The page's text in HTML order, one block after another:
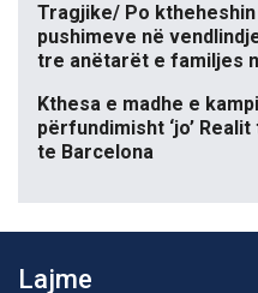
Tragjike/ Po ktheheshin
pushimeve në
tre anëtarët e familjes
Kthesa e madhe e
përfundimisht ‘jo’
te Barcelona
Lajme